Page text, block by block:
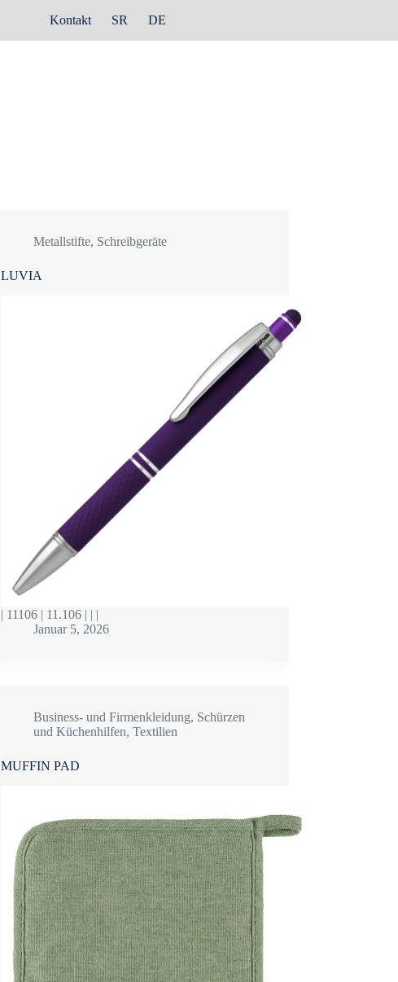
Kontakt SR DE
Metallstifte, Schreibgeräte
LUVIA
| 11106 | 11.106 | | |
Januar 5, 2026
Business- und Firmenkleidung, Schürzen
und Küchenhilfen,Textilien
MUFFIN PAD